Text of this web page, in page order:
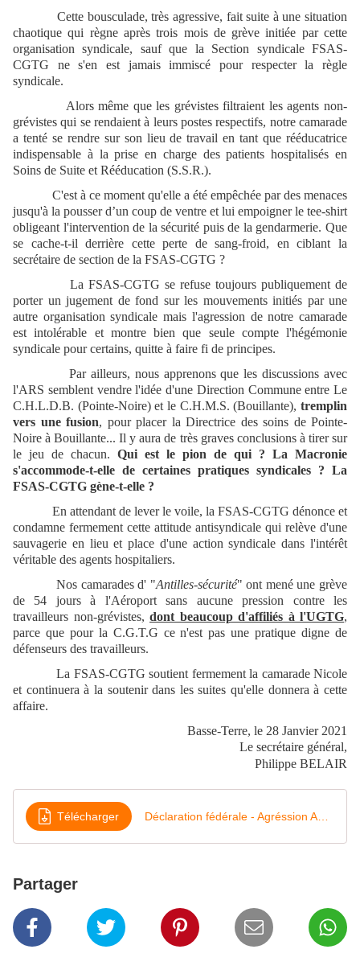
Cette bousculade, très agressive, fait suite à une situation
chaotique qui règne après trois mois de grève initiée par cette
organisation syndicale, sauf que la Section syndicale FSAS-
CGTG ne s'en est jamais immiscé pour respecter la règle
syndicale.
Alors même que les grévistes filtraient les agents non-
grévistes qui se rendaient à leurs postes respectifs, notre camarade
a tenté se rendre sur son lieu de travail en tant que rééducatrice
indispensable à la prise en charge des patients hospitalisés en
Soins de Suite et Rééducation (S.S.R.).
C'est à ce moment qu'elle a été empêchée par des menaces
jusqu'à la pousser d’un coup de ventre et lui empoigner le tee-shirt
obligeant l'intervention de la sécurité puis de la gendarmerie. Que
se cache-t-il derrière cette perte de sang-froid, en ciblant la
secrétaire de section de la FSAS-CGTG ?
La FSAS-CGTG se refuse toujours publiquement de
porter un jugement de fond sur les mouvements initiés par une
autre organisation syndicale mais l'agression de notre camarade
est intolérable et montre bien que seule compte l'hégémonie
syndicale pour certains, quitte à faire fi de principes.
Par ailleurs, nous apprenons que les discussions avec
l'ARS semblent vendre l'idée d'une Direction Commune entre Le
C.H.L.D.B. (Pointe-Noire) et le C.H.M.S. (Bouillante), tremplin
vers une fusion, pour placer la Directrice des soins de Pointe-
Noire à Bouillante... Il y aura de très graves conclusions à tirer sur
le jeu de chacun. Qui est le pion de qui ? La Macronie
s'accommode-t-elle de certaines pratiques syndicales ? La
FSAS-CGTG gène-t-elle ?
En attendant de lever le voile, la FSAS-CGTG dénonce et
condamne fermement cette attitude antisyndicale qui relève d'une
sauvagerie en lieu et place d'une action syndicale dans l'intérêt
véritable des agents hospitaliers.
Nos camarades d' "Antilles-sécurité" ont mené une grève
de 54 jours à l'Aéroport sans aucune pression contre les
travailleurs non-grévistes, dont beaucoup d'affiliés à l'UGTG,
parce que pour la C.G.T.G ce n'est pas une pratique digne de
défenseurs des travailleurs.
La FSAS-CGTG soutient fermement la camarade Nicole
et continuera à la soutenir dans les suites qu'elle donnera à cette
affaire.
Basse-Terre, le 28 Janvier 2021
Le secrétaire général,
Philippe BELAIR
Télécharger
Partager